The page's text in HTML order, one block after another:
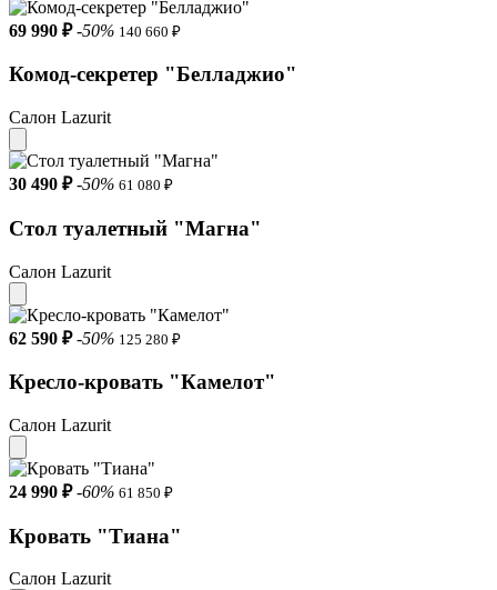
Материал обивки Велюр
Цвет Бежевый
Гарантия 18 месяцев
Тип кровати Полутороспальные /Двуспальные /Мягкие
Ящик для хранения Без ящика
Рекомендуемая высота матраса 25 см
Расширенная гарантия 36 месяцев при заказе услуг сборки
Просвет над полом Менее 6 см
Высота изножья 34 см
Материал ножек Пластик
69 990 ₽ -50% 140 660 ₽
Комод-секретер "Белладжио"
Салон Lazurit
30 490 ₽ -50% 61 080 ₽
Стол туалетный "Магна"
Салон Lazurit
62 590 ₽ -50% 125 280 ₽
Кресло-кровать "Камелот"
Салон Lazurit
24 990 ₽ -60% 61 850 ₽
Кровать "Тиана"
Салон Lazurit